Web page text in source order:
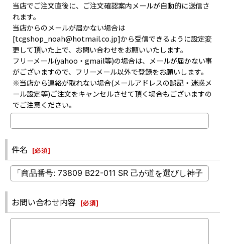
当店でご注文直後に、ご注文確認案内メールが自動的に送信さ
れます。
当店からのメールが届かない場合は
[tcgshop_noah@hotmail.co.jp]から受信できるように設定変
更して頂いた上で、お問い合わせをお願いいたします。
フリーメール(yahoo・gmail等)の場合は、メールが届かない事
がございますので、フリーメール以外で登録をお願いします。
※当店から連絡が取れない場合(メールアドレスの誤記・迷惑メ
ール設定等)ご注文をキャンセルさせて頂く場合もございますの
でご注意ください。
件名 [必須]
お問い合わせ内容 [必須]